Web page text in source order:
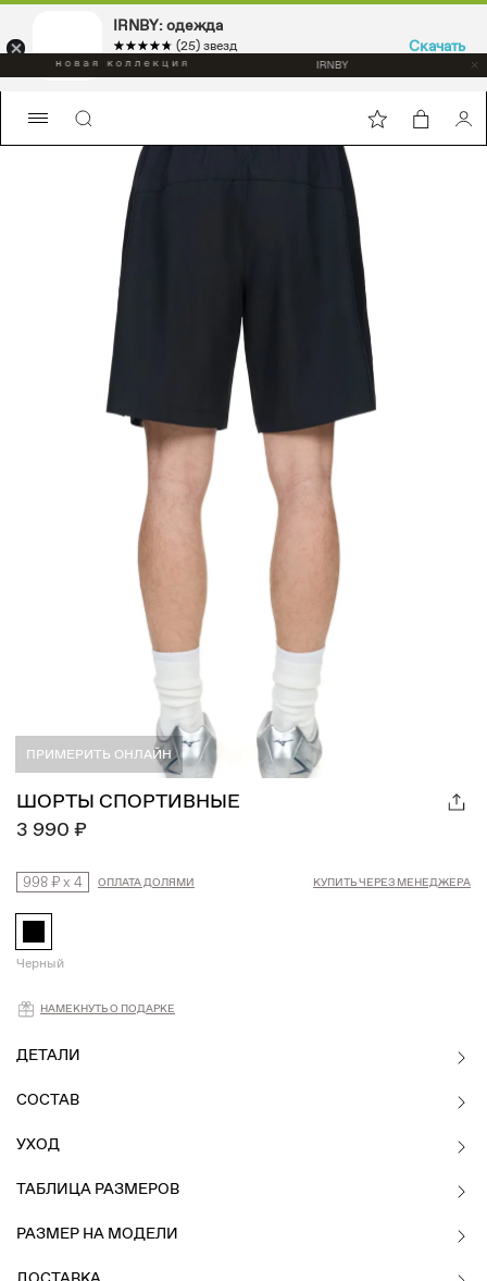
ПРИМЕРИТЬ ОНЛАЙН
ШОРТЫ СПОРТИВНЫЕ
3 990 ₽
998 ₽x 4 ОПЛАТА ДОЛЯМИ КУПИТЬ ЧЕРЕЗ МЕНЕДЖЕРА
Черный
Намекнуть о подарке
НАМЕКНУТЬ О ПОДАРКЕ
ДЕТАЛИ
СОСТАВ
УХОД
ТАБЛИЦА РАЗМЕРОВ
РАЗМЕР НА МОДЕЛИ
IRNBY: одежда
☆☆☆☆☆
★★★★★ (25) звезд
Sport & casual, аксессуары
Скачать